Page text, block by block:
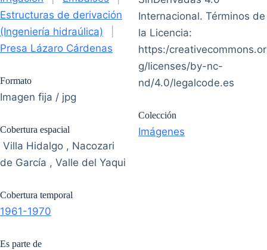
Estructuras de derivación
(Ingeniería hidraúlica)
Presa Lázaro Cárdenas
Formato
Imagen fija / jpg
Cobertura espacial
Villa Hidalgo , Nacozari
de García , Valle del Yaqui
Cobertura temporal
1961-1970
Es parte de
Internacional. Términos de
la Licencia:
https:/creativecommons.or
g/licenses/by-nc-
nd/4.0/legalcode.es
Colección
Imágenes